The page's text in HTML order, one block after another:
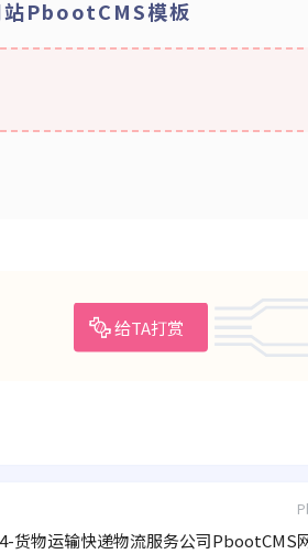
PbootCMS模板
给TA打赏
货物运输快递物流服务公司PbootCMS